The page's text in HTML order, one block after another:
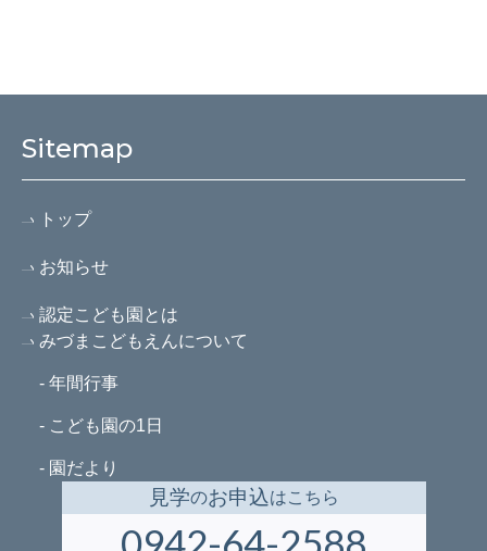
Sitemap
トップ
お知らせ
認定こども園とは
みづまこどもえんについて
- 年間行事
- こども園の1日
- 園だより
見学のお申込はこちら